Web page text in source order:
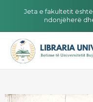
Jeta e fakultetit
ndonjëherë